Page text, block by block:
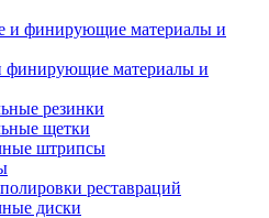
финирующие материалы и
резинки
щетки
штрипсы
реставраций
диски